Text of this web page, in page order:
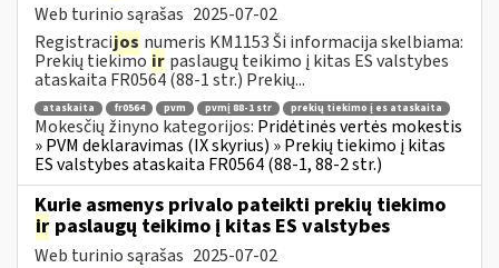
Web turinio sąrašas 2025-07-02
Registracijos numeris KM1153 Ši informacija skelbiama:
Prekių tiekimo ir paslaugų teikimo į kitas ES valstybes
ataskaita FR0564 (88-1 str.) Prekių...
ataskaita fr0564 pvm pvmį 88-1 str prekių tiekimo į es ataskaita
Mokesčių žinyno kategorijos: Pridėtinės vertės mokestis
» PVM deklaravimas (IX skyrius) » Prekių tiekimo į kitas
ES valstybes ataskaita FR0564 (88-1, 88-2 str.)
Kurie asmenys privalo pateikti prekių tiekimo
ir paslaugų teikimo į kitas ES valstybes
Web turinio sąrašas 2025-07-02